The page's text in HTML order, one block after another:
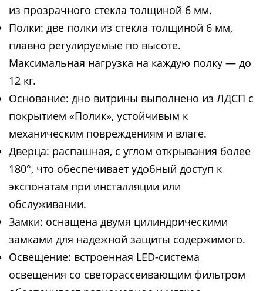
из прозрачного стекла толщиной 6 мм.
Полки: две полки из стекла толщиной 6 мм,
плавно регулируемые по высоте.
Максимальная нагрузка на каждую полку — до
12 кг.
Основание: дно витрины выполнено из ЛДСП с
покрытием «Полик», устойчивым к
механическим повреждениям и влаге.
Дверца: распашная, с углом открывания более
180°, что обеспечивает удобный доступ к
экспонатам при инсталляции или
обслуживании.
Замки: оснащена двумя цилиндрическими
замками для надежной защиты содержимого.
Освещение: встроенная LED-система
освещения со светорассеивающим фильтром